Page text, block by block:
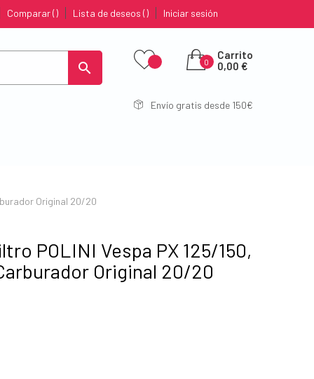
Iniciar sesión
Lista de deseos
Comparar
 0
Carrito
0,00 €
Envío gratis desde 150€
Original 20/20
POLINI Vespa PX 125/150,
Original 20/20